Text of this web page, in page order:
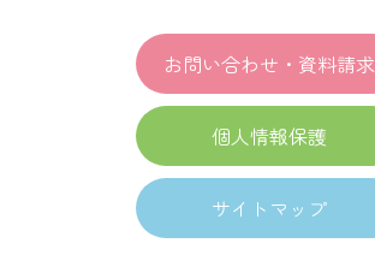
お問い合わせ・資料請求
個人情報保護
サイトマップ